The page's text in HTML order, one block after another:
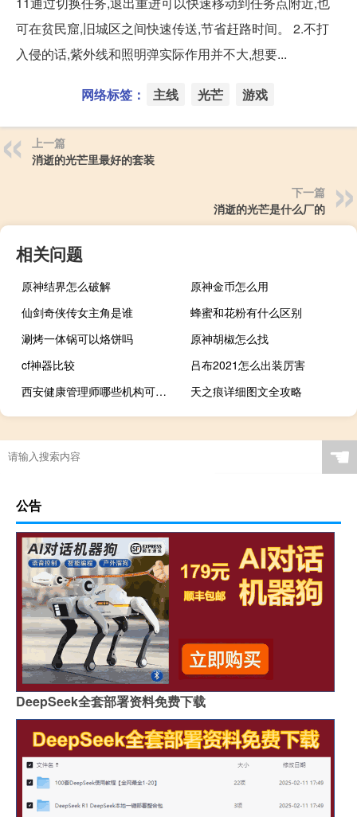
可在贫民窟,旧城区之间快速传送,节省赶路时间。 2.不打
入侵的话,紫外线和照明弹实际作用并不大,想要...
网络标签： 主线 光芒 游戏
上一篇
消逝的光芒里最好的套装
下一篇
消逝的光芒是什么厂的
相关问题
原神结界怎么破解
原神金币怎么用
仙剑奇侠传女主角是谁
蜂蜜和花粉有什么区别
涮烤一体锅可以烙饼吗
原神胡椒怎么找
cf神器比较
吕布2021怎么出装厉害
西安健康管理师哪些机构可以报名
天之痕详细图文全攻略
☚
公告
DeepSeek全套部署资料免费下载